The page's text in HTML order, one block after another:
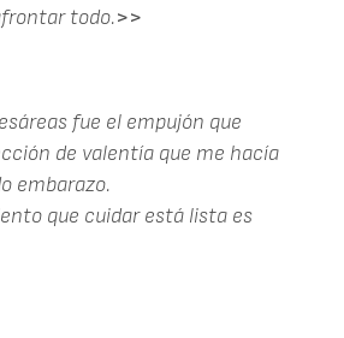
todo.>>
​fue el empujón que
de valentía que me hacía
embarazo.
que cuidar está lista es